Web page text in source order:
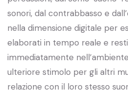
sonori, dal contrabbasso e
nella dimensione digitale per
elaborati in tempo reale e
immediatamente
ulteriore stimolo per gli altri
relazione con il loro stesso